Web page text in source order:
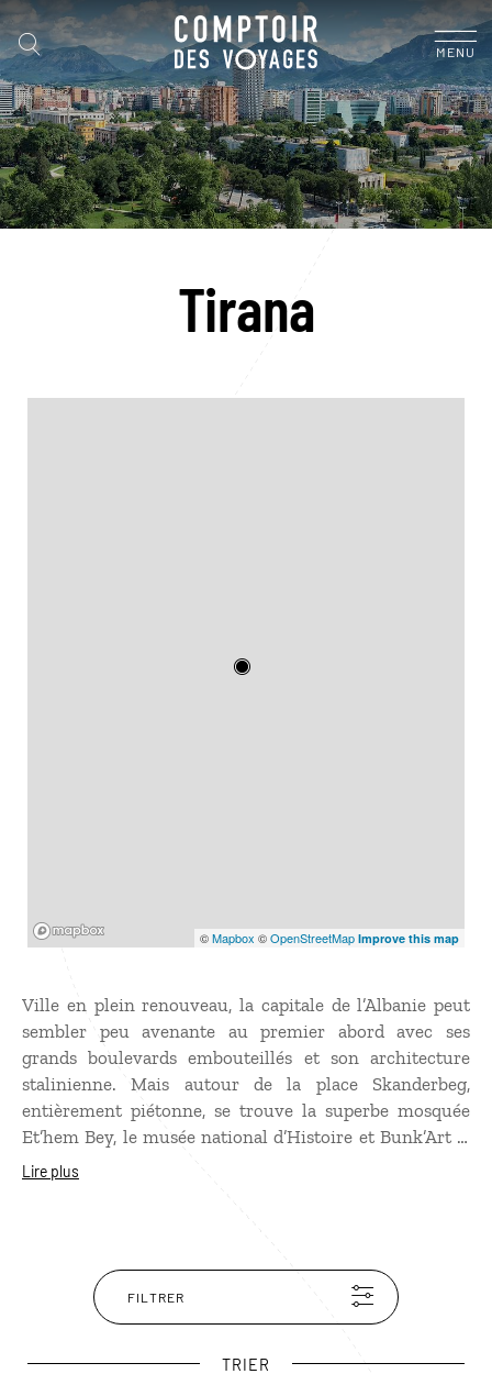
MENU
Tirana
©Mapbox ©OpenStreetMap Improve this map
Ville en plein renouveau, la capitale de l’Albanie peut
sembler peu avenante au premier abord avec ses
grands boulevards embouteillés et son architecture
stalinienne. Mais autour de la place Skanderbeg,
entièrement piétonne, se trouve la superbe mosquée
Et’hem Bey, le musée national d’Histoire et Bunk’Art 2,
l’un des abris antinucléaires d’Enver Hoxha, transformé
devenu la zone branchée des bars, clubs et du
. Enfin pour prendre de la hauteur, un petit tour en
téléphérique vous conduira dans le bucolique parc
Lire plus
FILTRER
TRIER